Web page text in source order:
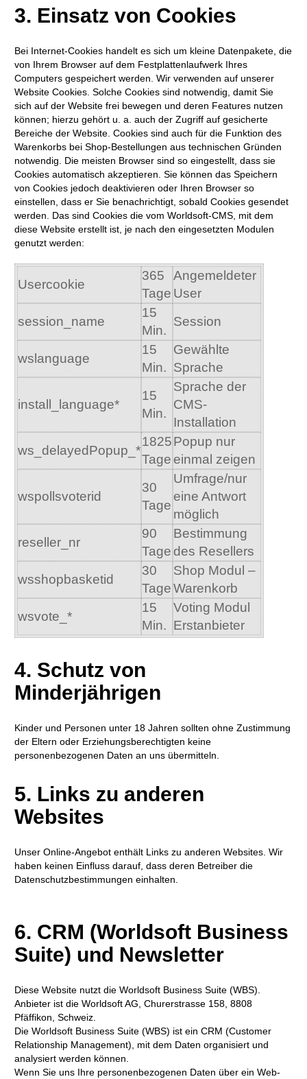
3. Einsatz von Cookies
Bei Internet-Cookies handelt es sich um kleine Datenpakete, die
von Ihrem Browser auf dem Festplattenlaufwerk Ihres
Computers gespeichert werden. Wir verwenden auf unserer
Website Cookies. Solche Cookies sind notwendig, damit Sie
sich auf der Website frei bewegen und deren Features nutzen
können; hierzu gehört u. a. auch der Zugriff auf gesicherte
Bereiche der Website. Cookies sind auch für die Funktion des
Warenkorbs bei Shop-Bestellungen aus technischen Gründen
notwendig. Die meisten Browser sind so eingestellt, dass sie
Cookies automatisch akzeptieren. Sie können das Speichern
von Cookies jedoch deaktivieren oder Ihren Browser so
einstellen, dass er Sie benachrichtigt, sobald Cookies gesendet
werden. Das sind Cookies die vom Worldsoft-CMS, mit dem
diese Website erstellt ist, je nach den eingesetzten Modulen
genutzt werden:
Usercookie
365
Tage
Angemeldeter
User
session_name
15
Min.
Session
wslanguage
15
Min.
Gewählte
Sprache
install_language*
15
Min.
Sprache der
CMS-
Installation
ws_delayedPopup_*
1825
Tage
Popup nur
einmal zeigen
wspollsvoterid
30
Tage
Umfrage/nur
eine Antwort
möglich
reseller_nr
90
Tage
Bestimmung
des Resellers
wsshopbasketid
30
Tage
Shop Modul –
Warenkorb
wsvote_*
15
Min.
Voting Modul
Erstanbieter
4. Schutz von
Minderjährigen
Kinder und Personen unter 18 Jahren sollten ohne Zustimmung
der Eltern oder Erziehungsberechtigten keine
personenbezogenen Daten an uns übermitteln.
5. Links zu anderen
Websites
Unser Online-Angebot enthält Links zu anderen Websites. Wir
haben keinen Einfluss darauf, dass deren Betreiber die
Datenschutzbestimmungen einhalten.
6. CRM (Worldsoft Business
Suite) und Newsletter
Diese Website nutzt die Worldsoft Business Suite (WBS).
Anbieter ist die Worldsoft AG, Churerstrasse 158, 8808
Pfäffikon, Schweiz.
Die Worldsoft Business Suite (WBS) ist ein CRM (Customer
Relationship Management), mit dem Daten organisiert und
analysiert werden können.
Wenn Sie uns Ihre personenbezogenen Daten über ein Web-